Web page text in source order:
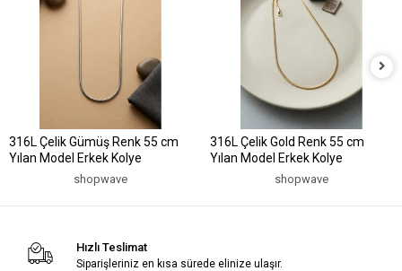
316L Çelik Gümüş Renk 55 cm
Yılan Model Erkek Kolye
shopwave
316L Çelik Gold Renk 55 cm
Yılan Model Erkek Kolye
shopwave
Hızlı Teslimat
Siparişleriniz en kısa sürede elinize ulaşır.